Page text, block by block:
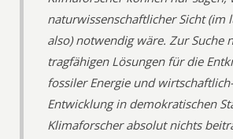
naturwissenschaftlicher Sicht (im
also) notwendig wäre. Zur Suche
tragfähigen Lösungen für die
fossiler Energie und
Entwicklung in demokratischen
Klimaforscher absolut nichts